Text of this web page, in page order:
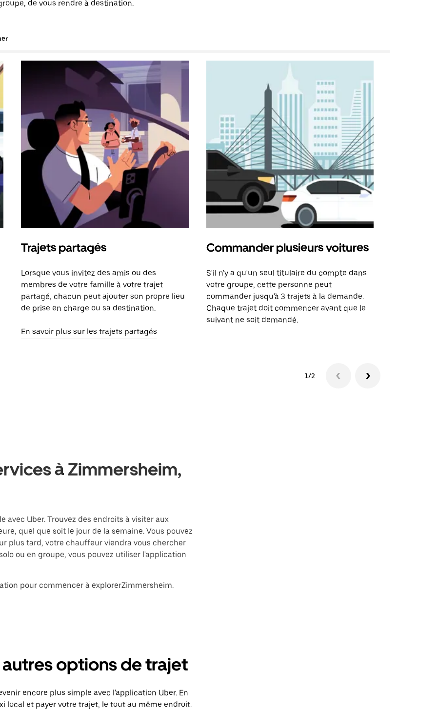
de vous rendre à destination.
Trajets partagés
Lorsque vous invitez des amis ou des
membres de votre famille à votre trajet
partagé, chacun peut ajouter son propre lieu
de prise en charge ou sa destination.
En savoir plus sur les trajets partagés
Commander plusieurs voitures
S'il n'y a qu'un seul titulaire du compte dans
votre groupe, cette personne peut
commander jusqu'à 3 trajets à la demande.
Chaque trajet doit commencer avant que le
suivant ne soit demandé.
1/2
à Zimmersheim,
avec Uber. Trouvez des endroits à visiter aux
quel que soit le jour de la semaine. Vous pouvez
plus tard, votre chauffeur viendra vous chercher
ou en groupe, vous pouvez utiliser l'application
pour commencer à explorerZimmersheim.
options de trajet
encore plus simple avec l'application Uber. En
local et payer votre trajet, le tout au même endroit.